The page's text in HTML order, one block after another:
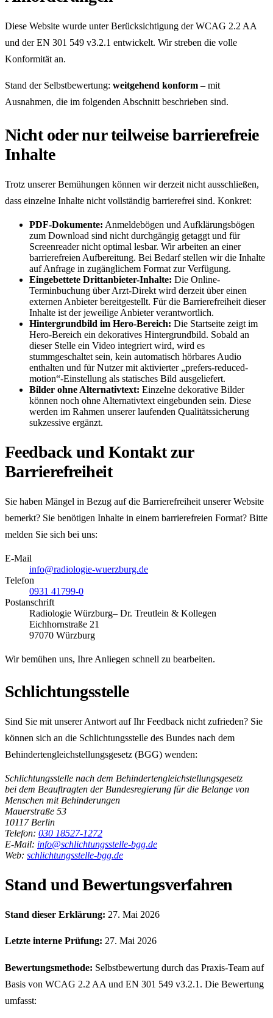
Diese Website wurde unter Berücksichtigung der WCAG 2.2 AA
und der EN 301 549 v3.2.1 entwickelt. Wir streben die volle
Konformität an.
Stand der Selbstbewertung: weitgehend konform – mit
Ausnahmen, die im folgenden Abschnitt beschrieben sind.
Nicht oder nur teilweise barrierefreie
Inhalte
Trotz unserer Bemühungen können wir derzeit nicht ausschließen,
dass einzelne Inhalte nicht vollständig barrierefrei sind. Konkret:
PDF-Dokumente: Anmeldebögen und Aufklärungs­bögen
zum Download sind nicht durchgängig getaggt und für
Screenreader nicht optimal lesbar. Wir arbeiten an einer
barrierefreien Aufbereitung. Bei Bedarf stellen wir die Inhalte
auf Anfrage in zugänglichem Format zur Verfügung.
Eingebettete Drittanbieter-Inhalte: Die Online-
Terminbuchung über Arzt-Direkt wird derzeit über einen
externen Anbieter bereitgestellt. Für die Barrierefreiheit dieser
Inhalte ist der jeweilige Anbieter verantwortlich.
Hintergrundbild im Hero-Bereich: Die Startseite zeigt im
Hero-Bereich ein dekoratives Hintergrundbild. Sobald an
dieser Stelle ein Video integriert wird, wird es
stummgeschaltet sein, kein automatisch hörbares Audio
enthalten und für Nutzer mit aktivierter „prefers-reduced-
motion“-Einstellung als statisches Bild ausgeliefert.
Bilder ohne Alternativtext: Einzelne dekorative Bilder
können noch ohne Alternativtext eingebunden sein. Diese
werden im Rahmen unserer laufenden Qualitäts­sicherung
sukzessive ergänzt.
Feedback und Kontakt zur
Barrierefreiheit
Sie haben Mängel in Bezug auf die Barrierefreiheit unserer Website
bemerkt? Sie benötigen Inhalte in einem barrierefreien Format? Bitte
melden Sie sich bei uns:
E-Mail
info@radiologie-wuerzburg.de
Telefon
0931 41799-0
Postanschrift
Radiologie Würzburg– Dr. Treutlein & Kollegen
Eichhornstraße 21
97070 Würzburg
Wir bemühen uns, Ihre Anliegen schnell zu bearbeiten.
Schlichtungsstelle
Sind Sie mit unserer Antwort auf Ihr Feedback nicht zufrieden? Sie
können sich an die Schlichtungsstelle des Bundes nach dem
Behindertengleichstellungsgesetz (BGG) wenden:
Schlichtungsstelle nach dem Behindertengleichstellungsgesetz
bei dem Beauftragten der Bundesregierung für die Belange von
Menschen mit Behinderungen
Mauerstraße 53
10117 Berlin
Telefon: 030 18527-1272
E-Mail: info@schlichtungsstelle-bgg.de
Web: schlichtungsstelle-bgg.de
Stand und Bewertungsverfahren
Stand dieser Erklärung: 27. Mai 2026
Letzte interne Prüfung: 27. Mai 2026
Bewertungsmethode: Selbstbewertung durch das Praxis-Team auf
Basis von WCAG 2.2 AA und EN 301 549 v3.2.1. Die Bewertung
umfasst: